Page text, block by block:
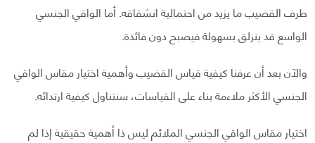
طرف القضيب ما يزيد من احتمالية انشقاقه. أما الواقي الجنسي
الواسع قد ينزلق بسهولة فيصبح دون فائدة.
والآن بعد أن عرفنا كيفية قياس القضيب وأهمية اختيار مقاس الواقي
الجنسي الأكثر ملاءمة بناء على القياسات، سنتناول كيفية ارتدائه.
اختيار مقاس الواقي الجنسي الملائم ليس ذا أهمية حقيقية إذا لم